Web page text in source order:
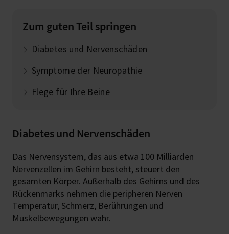
Zum guten Teil springen
Diabetes und Nervenschäden
Symptome der Neuropathie
Flege für Ihre Beine
Diabetes und Nervenschäden
Das Nervensystem, das aus etwa 100 Milliarden
Nervenzellen im Gehirn besteht, steuert den
gesamten Körper. Außerhalb des Gehirns und des
Rückenmarks nehmen die peripheren Nerven
Temperatur, Schmerz, Berührungen und
Muskelbewegungen wahr.